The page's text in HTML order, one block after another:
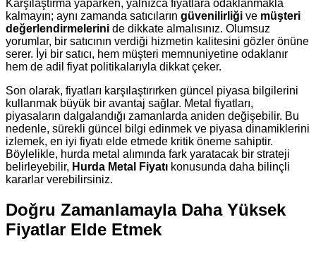
Karşılaştırma yaparken, yalnızca fiyatlara odaklanmakla
kalmayın; aynı zamanda satıcıların güvenilirliği ve müşteri
değerlendirmelerini de dikkate almalısınız. Olumsuz
yorumlar, bir satıcının verdiği hizmetin kalitesini gözler önüne
serer. İyi bir satıcı, hem müşteri memnuniyetine odaklanır
hem de adil fiyat politikalarıyla dikkat çeker.
Son olarak, fiyatları karşılaştırırken güncel piyasa bilgilerini
kullanmak büyük bir avantaj sağlar. Metal fiyatları,
piyasaların dalgalandığı zamanlarda aniden değişebilir. Bu
nedenle, sürekli güncel bilgi edinmek ve piyasa dinamiklerini
izlemek, en iyi fiyatı elde etmede kritik öneme sahiptir.
Böylelikle, hurda metal alımında fark yaratacak bir strateji
belirleyebilir, Hurda Metal Fiyatı konusunda daha bilinçli
kararlar verebilirsiniz.
Doğru Zamanlamayla Daha Yüksek
Fiyatlar Elde Etmek